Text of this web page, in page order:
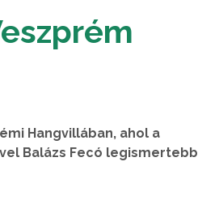
Hangvillában, ahol a
Balázs Fecó legismertebb